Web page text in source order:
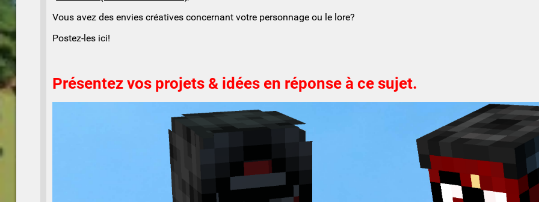
Vous avez des envies créatives concernant votre personnage ou le lore?
Postez-les ici!
Présentez vos projets & idées en réponse à ce sujet.